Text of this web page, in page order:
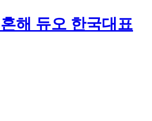
해 듀오 한국대표